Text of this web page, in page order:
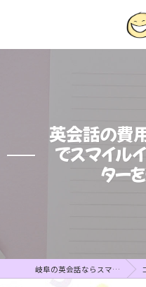
英会話の費
でスマイル
ター
岐阜の英会話ならスマイルイングリッシュセンター コ